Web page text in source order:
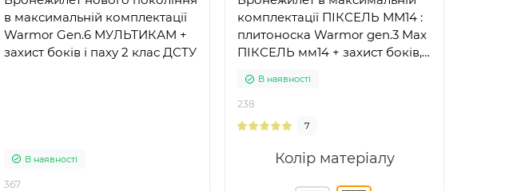
в максимальній комплектації
Warmor Gen.6 МУЛЬТИКАМ +
захист боків і паху 2 клас ДСТУ
В наявності
367
комплектації ПІКСЕЛЬ ММ14 :
плитоноска Warmor gen.3 Max
ПІКСЕЛЬ мм14 + захист боків,
керамічні пластини 6 класу
захисту ДСТУ
В наявності
238
7
Колір матеріалу